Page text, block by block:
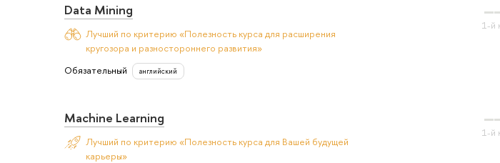
Data Mining
Лучший по критерию «Полезность курса для расширения
кругозора и разностороннего развития»
Обязательный
английский
Machine Learning
Лучший по критерию «Полезность курса для Вашей будущей
карьеры»